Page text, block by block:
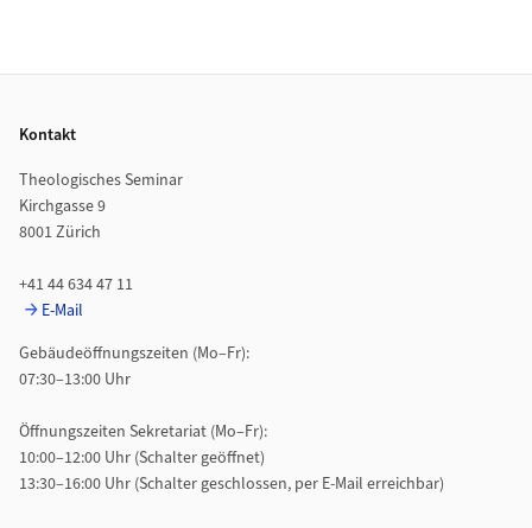
Kontakt
Theologisches Seminar
Kirchgasse 9
8001 Zürich
+41 44 634 47 11
E-Mail
Gebäudeöffnungszeiten (Mo–Fr):
07:30–13:00 Uhr
Öffnungszeiten Sekretariat (Mo–Fr):
10:00–12:00 Uhr (Schalter geöffnet)
13:30–16:00 Uhr (Schalter geschlossen, per E-Mail erreichbar)